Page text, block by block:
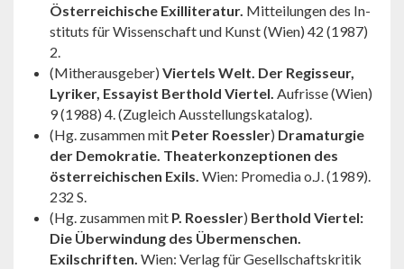
Österreichische Exillitera­tur. Mitteilungen des In­
stituts für Wissenschaft und Kunst (Wien) 42 (1987)
2.
(Mitherausgeber) Viertels Welt. Der Regisseur,
Lyriker, Essay­ist Berthold Viertel. Aufrisse (Wien)
9 (1988) 4. (Zugleich Ausstellungskatalog).
(Hg. zusammen mit Peter Roessler) Dramaturgie
der Demokra­tie. Theaterkonzeptionen des
österreichischen Exils. Wien: Promedia o.J. (1989).
232 S.
(Hg. zusammen mit P. Roessler) Berthold Viertel:
Die Über­windung des Übermenschen.
Exilschriften. Wien: Verlag für Gesellschaftskritik